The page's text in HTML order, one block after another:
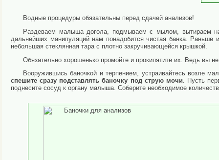
Водные процедуры обязательны перед сдачей анализов!
Раздеваем малыша догола, подмываем с мылом, вытираем
дальнейших манипуляций нам понадобится чистая банка. Раньше
небольшая стеклянная тара с плотно закручивающейся крышкой.
Обязательно хорошенько промойте и прокипятите их. Ведь вы
Вооружившись баночкой и терпением, устраивайтесь возле
спешите сразу подставлять баночку под струю мочи. Пусть
поднесите сосуд к органу малыша. Соберите необходимое